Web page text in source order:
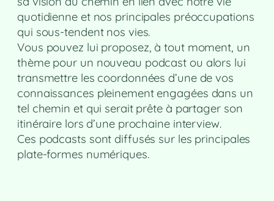
quotidienne et nos principales préoccupations
qui sous-tendent nos vies.
Vous pouvez lui proposez, à tout moment, un
thème pour un nouveau podcast ou alors lui
transmettre les coordonnées d’une de vos
connaissances pleinement engagées dans un
tel chemin et qui serait prête à partager son
itinéraire lors d’une prochaine interview.
Ces podcasts sont diffusés sur les principales
plate-formes numériques.